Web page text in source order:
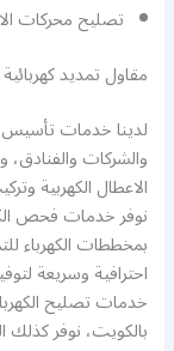
تصليح محركات
مقاول تمديد
لدينا خدمات تأسيس
والشركات والفنادق،
الاعطال الكهربية
نوفر خدمات فحص
بمخططات الكهرباء
احترافية وسريعة
خدمات تصليح
بالكويت، نوفر كذلك